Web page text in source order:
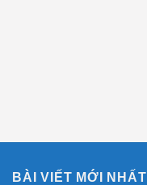
BÀI VIẾT MỚI NHẤT